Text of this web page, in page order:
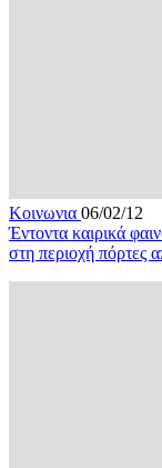
Κοινωνια 06/02/12
Έντοντα καιρικά
στη περιοχή πόρτες